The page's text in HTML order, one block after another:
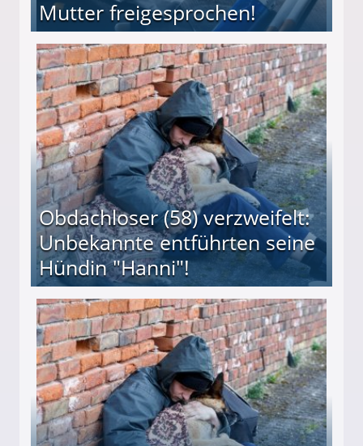
Mutter freigesprochen!
Mutter freigesprochen!
Obdachloser (58) verzweifelt:
Unbekannte entführten seine
Hündin "Hanni"!
entführten seine Hündin "Hanni"!